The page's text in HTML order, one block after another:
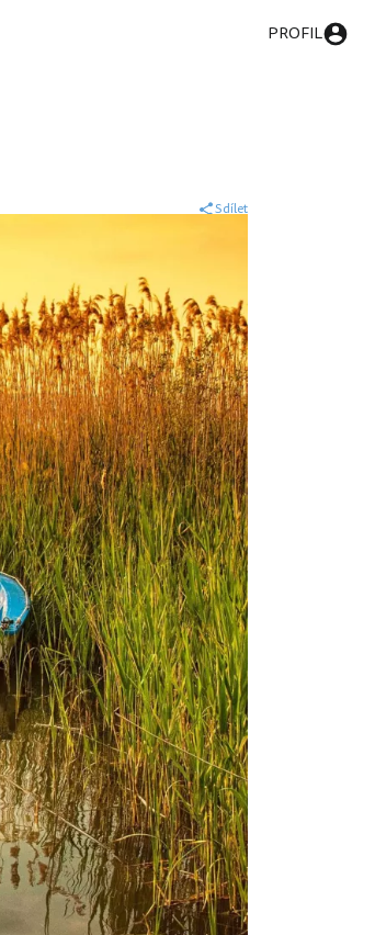
PROFIL
Sdílet